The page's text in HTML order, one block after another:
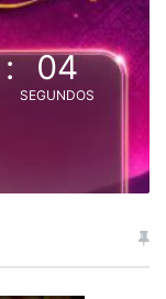
: 03
SEGUNDOS